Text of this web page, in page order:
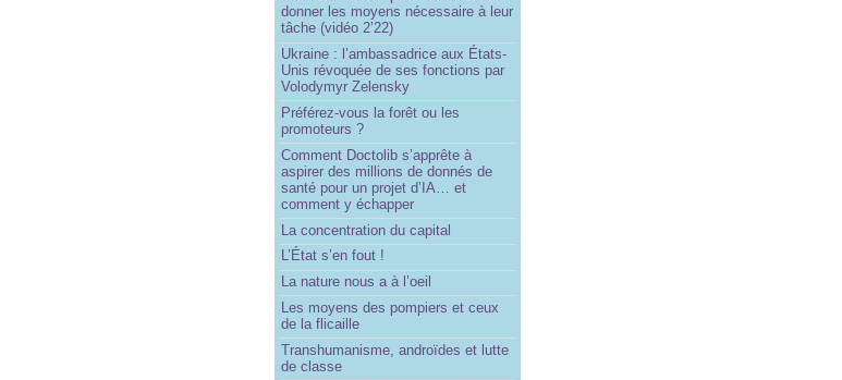
donner les moyens nécessaire à leur
tâche (vidéo 2’22)
Ukraine : l’ambassadrice aux États-
Unis révoquée de ses fonctions par
Volodymyr Zelensky
Préférez-vous la forêt ou les
promoteurs ?
Comment Doctolib s’apprête à
aspirer des millions de donnés de
santé pour un projet d’IA… et
comment y échapper
La concentration du capital
L’État s’en fout !
La nature nous a à l’oeil
Les moyens des pompiers et ceux
de la flicaille
Transhumanisme, androïdes et lutte
de classe